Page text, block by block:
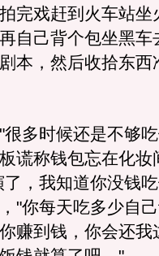
完戏赶到火车站坐
自己背个包坐黑车
本，然后收拾东西
多时候还是不够吃
谎称钱包忘在化妆
，我知道你没钱
"你每天吃多少自
赚到钱，你会还我